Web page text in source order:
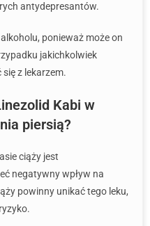
antydepresantów.
ponieważ może on
jakichkolwiek
z lekarzem.
Kabi w
piersią?
ciąży jest
negatywny wpływ na
powinny unikać tego leku,